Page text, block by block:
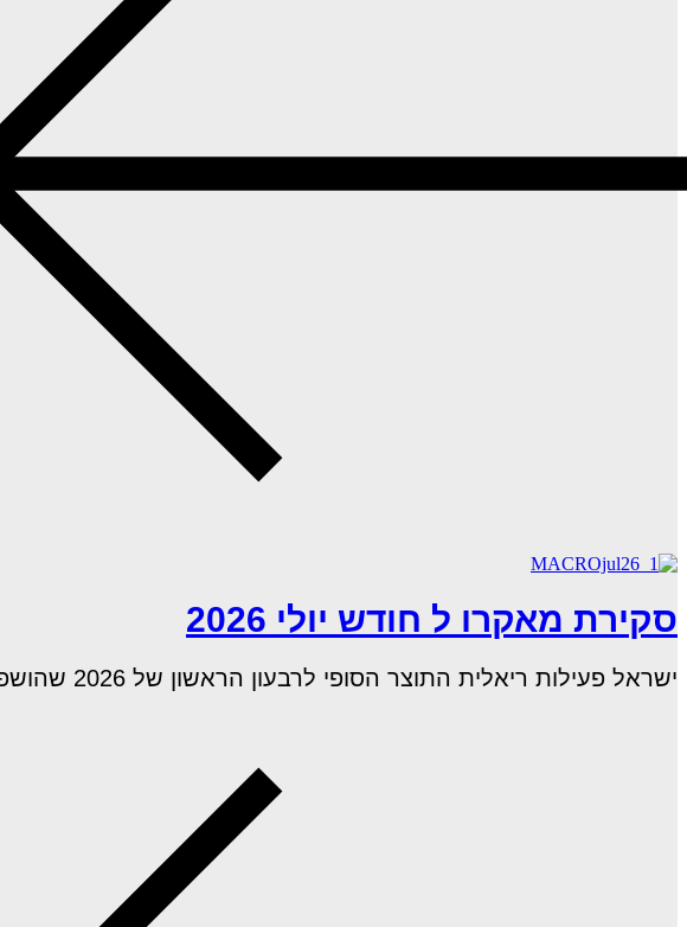
סקירת מאקרו ל חודש יולי 2026
ישראל פעילות ריאלית התוצר הסופי לרבעון הראשון של 2026 שהושפע ממלחמת "שאגת הארי", הצביע על